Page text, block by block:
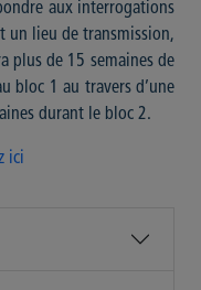
aux interrogations
un lieu de transmission,
plus de 15 semaines de
bloc 1 au travers d’une
durant le bloc 2.
ici